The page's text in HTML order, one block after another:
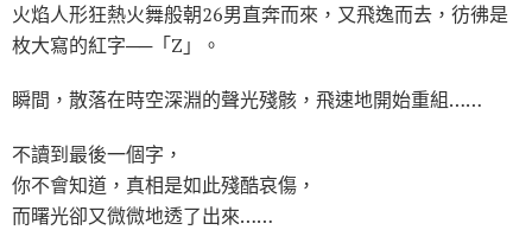
火焰人形狂熱火舞般朝26男直奔而來，又飛逸而去，彷彿是
枚大寫的紅字──「Z」。
瞬間，散落在時空深淵的聲光殘骸，飛速地開始重組……
不讀到最後一個字，
你不會知道，真相是如此殘酷哀傷，
而曙光卻又微微地透了出來……